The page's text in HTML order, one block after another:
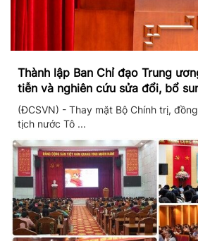
Thành lập Ban Chỉ đạo Trung
tiễn và nghiên cứu sửa đổi, bổ
(ĐCSVN) - Thay mặt Bộ Chính trị,
tịch nước Tô ...